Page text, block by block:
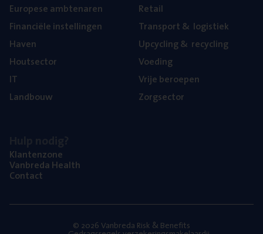
Euro­pe­se ambtenaren
Finan­ci­ë­le instellingen
Haven
Hout­sec­tor
IT
Land­bouw
Retail
Trans­port& logistiek
Upcy­cling& recycling
Voe­ding
Vrije beroe­pen
Zorg­sec­tor
Klan­ten­zo­ne
Van­b­re­da Health
Con­tact
© 2026 Vanbreda Risk & Benefits